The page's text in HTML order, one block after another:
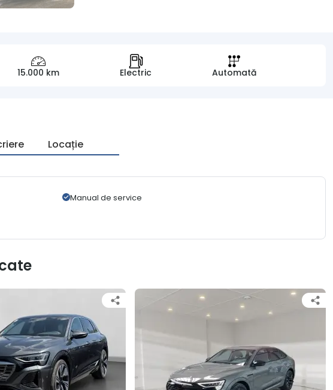
15.000 km Electric Automată
Locație
Manual de service